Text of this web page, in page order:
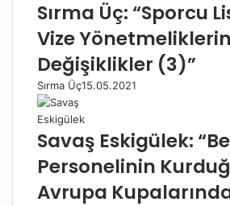
Sırma Üç: “Sporcu
Vize
Değişiklikler (3)”
Sırma Üç15.05.2021
Savaş Eskigülek:
Personelinin
Avrupa